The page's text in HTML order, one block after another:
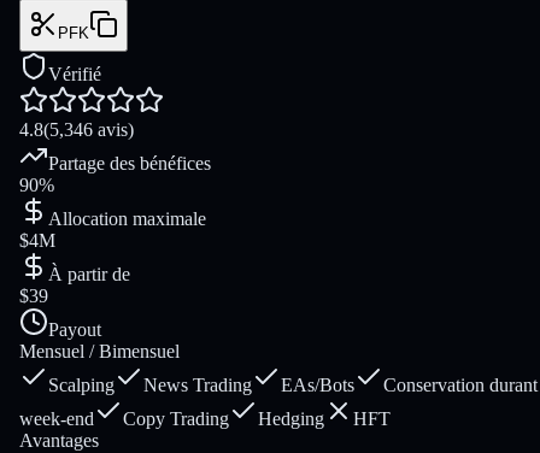
PFK
Vérifié
4.8(5,346 avis)
Partage des bénéfices
90%
Allocation maximale
$4M
À partir de
$39
Payout
Mensuel / Bimensuel
Scalping
News Trading EAs/Bots
Conservation
week-end
Copy Trading Hedging
HFT
Avantages